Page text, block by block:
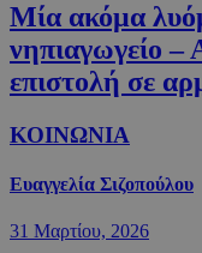
Μία ακόμα
νηπιαγωγείο –
επιστολή σε
ΚΟΙΝΩΝΙΑ
Ευαγγελία Σιζοπούλου
31 Μαρτίου, 2026